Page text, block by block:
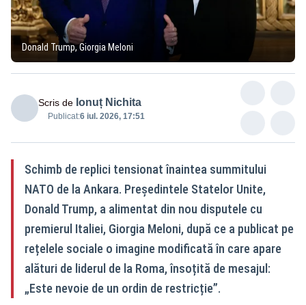
Donald Trump, Giorgia Meloni
Scris de Ionuț Nichita
Publicat:6 iul. 2026, 17:51
Schimb de replici tensionat înaintea summitului
NATO de la Ankara. Președintele Statelor Unite,
Donald Trump, a alimentat din nou disputele cu
premierul Italiei, Giorgia Meloni, după ce a publicat pe
rețelele sociale o imagine modificată în care apare
alături de liderul de la Roma, însoțită de mesajul:
„Este nevoie de un ordin de restricție”.